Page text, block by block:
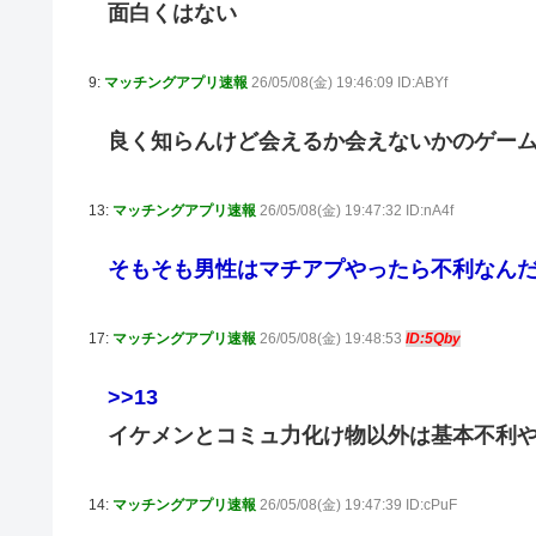
面白くはない
9: マッチングアプリ速報 26/05/08(金) 19:46:09 ID:ABYf
良く知らんけど会えるか会えないかのゲー
13: マッチングアプリ速報 26/05/08(金) 19:47:32 ID:nA4f
そもそも男性はマチアプやったら不利なん
17: マッチングアプリ速報 26/05/08(金) 19:48:53 ID:5Qby
>>13
イケメンとコミュ力化け物以外は基本不利
14: マッチングアプリ速報 26/05/08(金) 19:47:39 ID:cPuF